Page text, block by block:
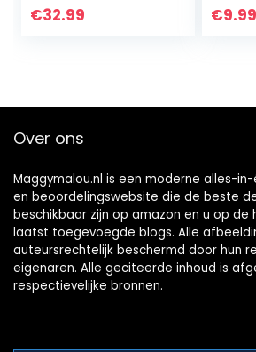
€32.99 €9.99
Over ons
Maggymalou.nl is een moderne alles-
en beoordelingswebsite die de beste
beschikbaar zijn op amazon en u op
laatst toegevoegde blogs. Alle
auteursrechtelijk beschermd door hun
eigenaren. Alle geciteerde inhoud is
respectievelijke bronnen.